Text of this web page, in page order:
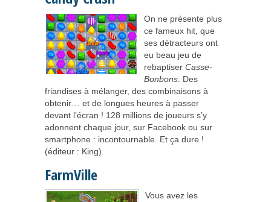
On ne présente plus
ce fameux hit, que
ses détracteurs ont
eu beau jeu de
rebaptiser Casse-
Bonbons . Des
friandises à mélanger, des combinaisons à
obtenir… et de longues heures à passer
devant l’écran ! 128 millions de joueurs s’y
adonnent chaque jour, sur Facebook ou sur
smartphone : incontournable. Et ça dure !
(éditeur : King).
FarmVille
Vous avez les